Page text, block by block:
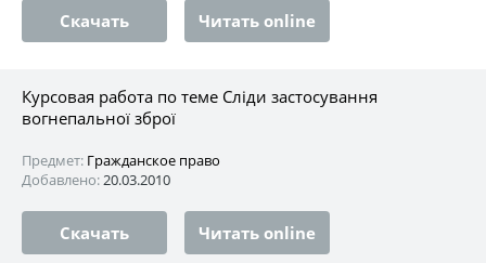
Скачать Читать online
Курсовая работа по теме Сліди застосування
вогнепальної зброї
Предмет: Гражданское право
Добавлено:20.03.2010
Скачать Читать online